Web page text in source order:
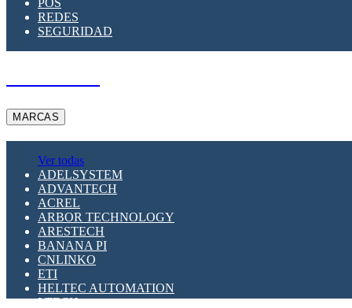
POS
REDES
SEGURIDAD
MARCAS
Ver todas
ADELSYSTEM
ADVANTECH
ACREL
ARBOR TECHNOLOGY
ARESTECH
BANANA PI
CNLINKO
ETI
HELTEC AUTOMATION
LTECH